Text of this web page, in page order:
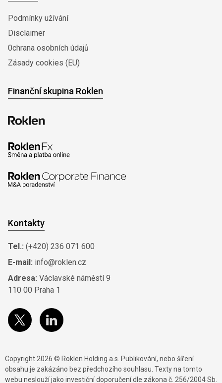
Podmínky užívání
Disclaimer
0chrana osobních údajů
Zásady cookies (EU)
Finanční skupina Roklen
Kontakty
Tel.: (+420) 236 071 600
E-mail: info@roklen.cz
Adresa: Václavské náměstí 9
110 00 Praha 1
Copyright 2026 © Roklen Holding a.s. Publikování, nebo šíření
obsahu je zakázáno bez předchozího souhlasu. Texty na tomto
webu neslouží jako investiční doporučení dle zákona č. 256/2004 Sb.